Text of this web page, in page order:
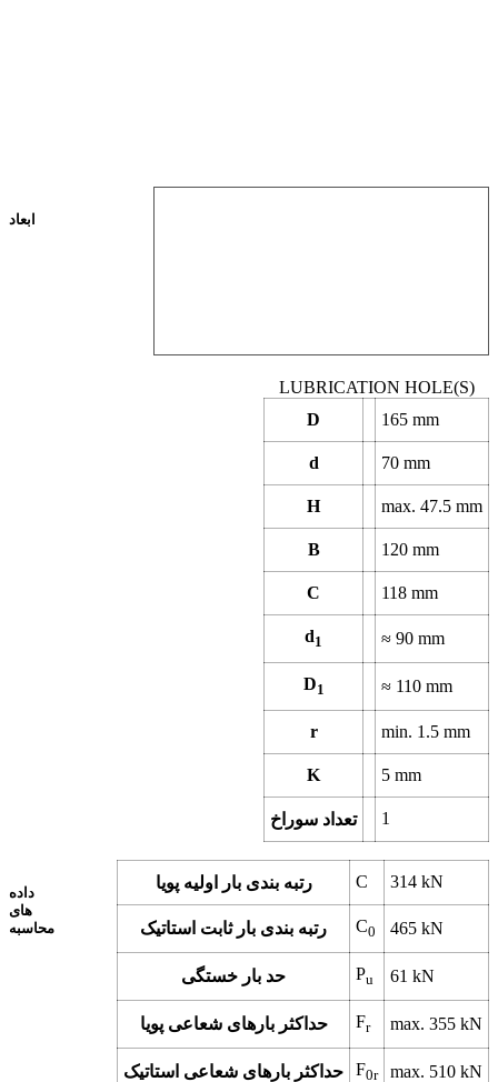
ابعاد
D 165 mm
d 70 mm
H max. 47.5 mm
B 120 mm
C 118 mm
d1 ≈ 90 mm
D1 ≈ 110 mm
r min. 1.5 mm
LUBRICATION HOLE(S)
K 5 mm
تعداد سوراخ 1
داده
های
محاسبه
رتبه بندی بار اولیه پویا C 314 kN
رتبه بندی بار ثابت استاتیک C0 465 kN
حد بار خستگی Pu 61 kN
حداکثر بارهای شعاعی پویا Fr max. 355 kN
حداکثر بارهای شعاعی استاتیک F0r max. 510 kN